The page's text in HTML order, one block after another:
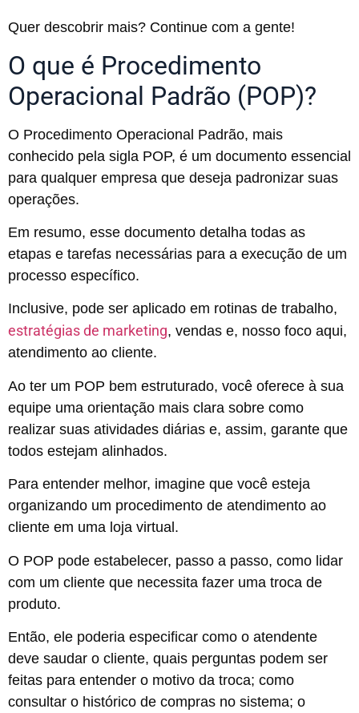
Quer descobrir mais? Continue com a gente!
O que é Procedimento
Operacional Padrão (POP)?
O Procedimento Operacional Padrão, mais
conhecido pela sigla POP, é um documento essencial
para qualquer empresa que deseja padronizar suas
operações.
Em resumo, esse documento detalha todas as
etapas e tarefas necessárias para a execução de um
processo específico.
Inclusive, pode ser aplicado em rotinas de trabalho,
estratégias de marketing, vendas e, nosso foco aqui,
atendimento ao cliente.
Ao ter um POP bem estruturado, você oferece à sua
equipe uma orientação mais clara sobre como
realizar suas atividades diárias e, assim, garante que
todos estejam alinhados.
Para entender melhor, imagine que você esteja
organizando um procedimento de atendimento ao
cliente em uma loja virtual.
O POP pode estabelecer, passo a passo, como lidar
com um cliente que necessita fazer uma troca de
produto.
Então, ele poderia especificar como o atendente
deve saudar o cliente, quais perguntas podem ser
feitas para entender o motivo da troca; como
consultar o histórico de compras no sistema; o